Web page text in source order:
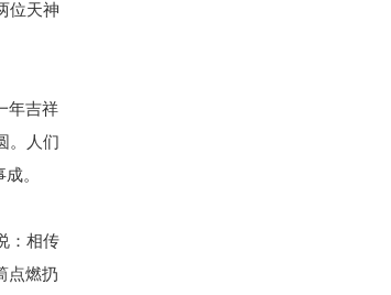
位天神
年吉祥
。人们
。
：相传
点燃扔